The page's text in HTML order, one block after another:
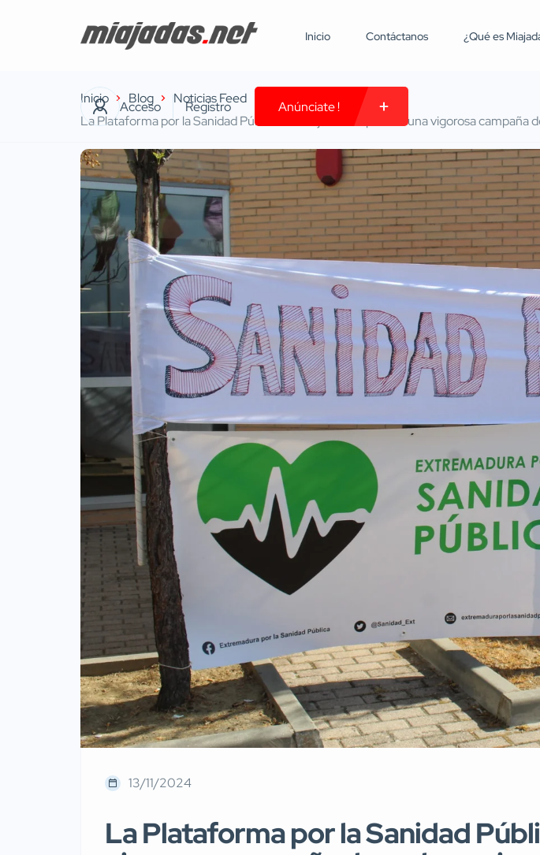
Inicio Contáctanos ¿Qué es
Acceso Registro Anúnciate !
Inicio Blog
Noticias Feed
La Plataforma por la Sanidad Pública de Miajadas emprende una vigorosa campaña
13/11/2024
La Plataforma por la Sanidad